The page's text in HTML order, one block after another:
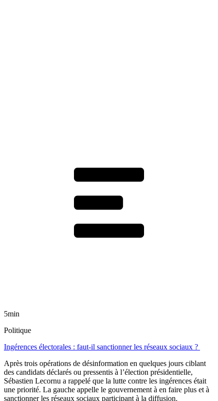
5min
Politique
Ingérences électorales : faut-il sanctionner les réseaux sociaux ?
Après trois opérations de désinformation en quelques jours ciblant
des candidats déclarés ou pressentis à l’élection présidentielle,
Sébastien Lecornu a rappelé que la lutte contre les ingérences était
une priorité. La gauche appelle le gouvernement à en faire plus et à
sanctionner les réseaux sociaux participant à la diffusion.